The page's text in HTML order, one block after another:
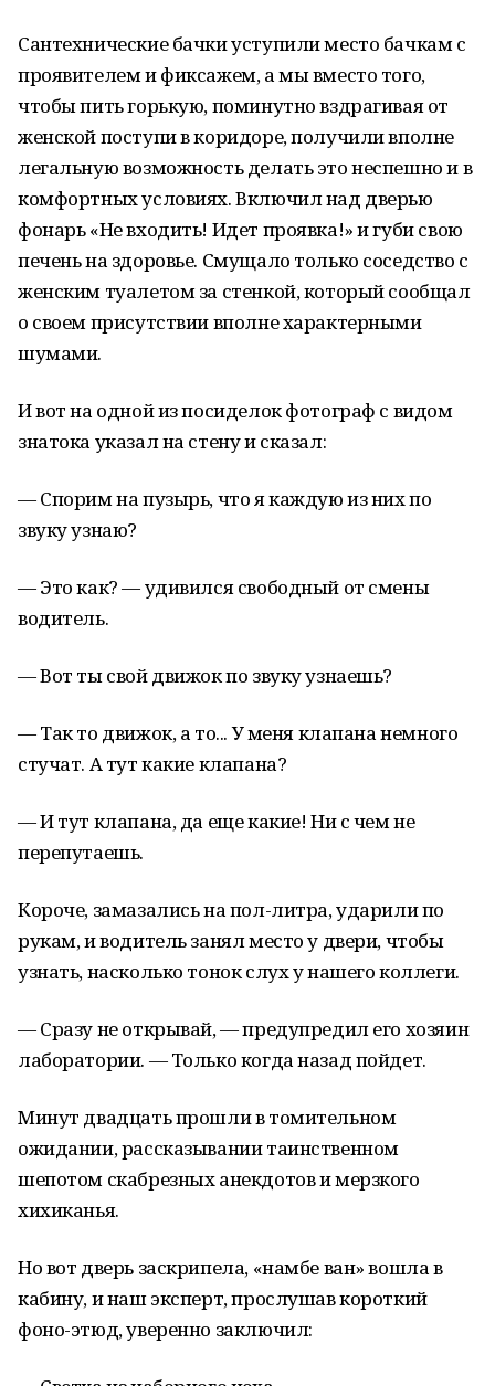
Сантехнические бачки уступили место бачкам с
проявителем и фиксажем, а мы вместо того,
чтобы пить горькую, поминутно вздрагивая от
женской поступи в коридоре, получили вполне
легальную возможность делать это неспешно и в
комфортных условиях. Включил над дверью
фонарь «Не входить! Идет проявка!» и губи свою
печень на здоровье. Смущало только соседство с
женским туалетом за стенкой, который сообщал
о своем присутствии вполне характерными
шумами.
И вот на одной из посиделок фотограф с видом
знатока указал на стену и сказал:
— Спорим на пузырь, что я каждую из них по
звуку узнаю?
— Это как? — удивился свободный от смены
водитель.
— Вот ты свой движок по звуку узнаешь?
— Так то движок, а то... У меня клапана немного
стучат. А тут какие клапана?
— И тут клапана, да еще какие! Ни с чем не
перепутаешь.
Короче, замазались на пол-литра, ударили по
рукам, и водитель занял место у двери, чтобы
узнать, насколько тонок слух у нашего коллеги.
— Сразу не открывай, — предупредил его хозяин
лаборатории. — Только когда назад пойдет.
Минут двадцать прошли в томительном
ожидании, рассказывании таинственном
шепотом скабрезных анекдотов и мерзкого
хихиканья.
Но вот дверь заскрипела, «намбе ван» вошла в
кабину, и наш эксперт, прослушав короткий
фоно-этюд, уверенно заключил: